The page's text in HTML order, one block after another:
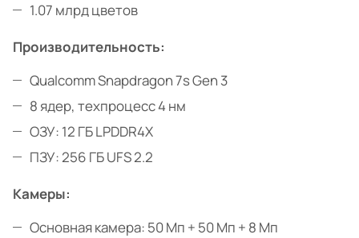
1.07 млрд цветов
Производительность:
Qualcomm Snapdragon 7s Gen 3
8 ядер, техпроцесс 4 нм
ОЗУ: 12 ГБ LPDDR4X
ПЗУ: 256 ГБ UFS 2.2
Камеры:
Основная камера: 50 Мп + 50 Мп + 8 Мп